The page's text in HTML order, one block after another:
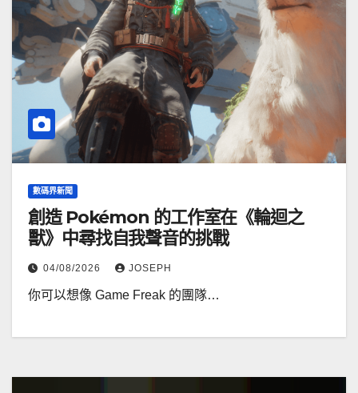
數碼界新聞
創造 Pokémon 的工作室在《輪迴之
獸》中尋找自我聲音的挑戰
04/08/2026 JOSEPH
你可以想像 Game Freak 的團隊…